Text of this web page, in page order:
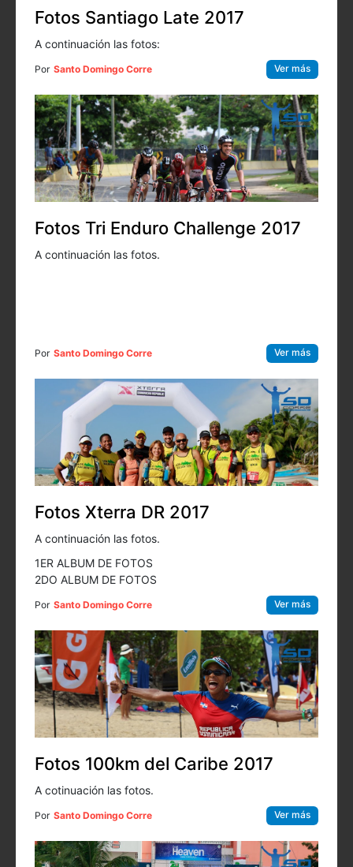
Fotos Santiago Late 2017
A continuación las fotos:
Por Santo Domingo Corre Ver más
Fotos Tri Enduro Challenge 2017
A continuación las fotos.
Por Santo Domingo Corre Ver más
Fotos Xterra DR 2017
A continuación las fotos.
1ER ALBUM DE FOTOS
2DO ALBUM DE FOTOS
Por Santo Domingo Corre Ver más
Fotos 100km del Caribe 2017
A cotinuación las fotos.
Por Santo Domingo Corre Ver más